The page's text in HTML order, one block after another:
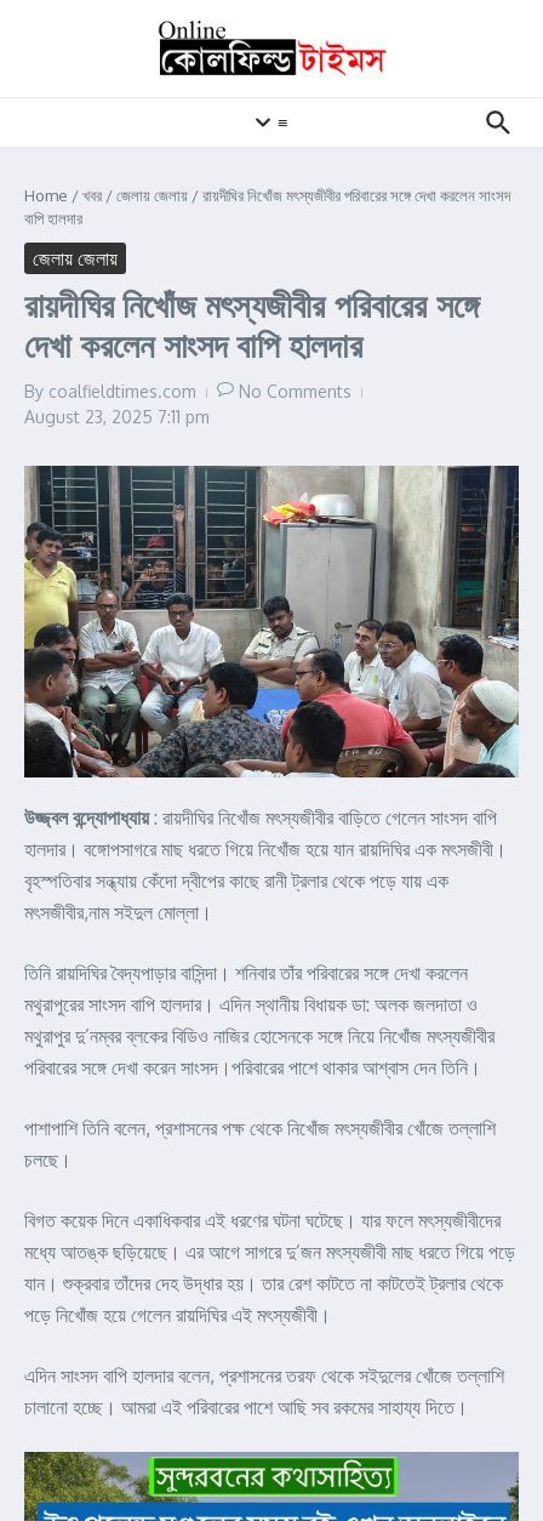
≡
Home /খবর /জেলায় জেলায় /রায়দীঘির নিখোঁজ মৎস্যজীবীর পরিবারের সঙ্গে দেখা করলেন সাংসদ
বাপি হালদার
জেলায় জেলায়
রায়দীঘির নিখোঁজ মৎস্যজীবীর পরিবারের সঙ্গে
দেখা করলেন সাংসদ বাপি হালদার
By coalfieldtimes.com
No Comments
August 23, 2025 7:11 pm
উজ্জ্বল বন্দ্যোপাধ্যায়: রায়দীঘির নিখোঁজ মৎস্যজীবীর বাড়িতে গেলেন সাংসদ বাপি
হালদার। বঙ্গোপসাগরে মাছ ধরতে গিয়ে নিখোঁজ হয়ে যান রায়দিঘির এক মৎসজীবী।
বৃহস্পতিবার সন্ধ্যায় কেঁদো দ্বীপের কাছে রানী ট্রলার থেকে পড়ে যায় এক
মৎসজীবীর,নাম সইদুল মোল্লা।
তিনি রায়দিঘির বৈদ্যপাড়ার বাসিন্দা। শনিবার তাঁর পরিবারের সঙ্গে দেখা করলেন
মথুরাপুরের সাংসদ বাপি হালদার। এদিন স্থানীয় বিধায়ক ডা: অলক জলদাতা ও
মথুরাপুর দু’নম্বর ব্লকের বিডিও নাজির হোসেনকে সঙ্গে নিয়ে নিখোঁজ মৎস্যজীবীর
পরিবারের সঙ্গে দেখা করেন সাংসদ।পরিবারের পাশে থাকার আশ্বাস দেন তিনি।
পাশাপাশি তিনি বলেন, প্রশাসনের পক্ষ থেকে নিখোঁজ মৎস্যজীবীর খোঁজে তল্লাশি
চলছে।
বিগত কয়েক দিনে একাধিকবার এই ধরণের ঘটনা ঘটেছে। যার ফলে মৎস্যজীবীদের
মধ্যে আতঙ্ক ছড়িয়েছে। এর আগে সাগরে দু’জন মৎস্যজীবী মাছ ধরতে গিয়ে পড়ে
যান। শুক্রবার তাঁদের দেহ উদ্ধার হয়। তার রেশ কাটতে না কাটতেই ট্রলার থেকে
পড়ে নিখোঁজ হয়ে গেলেন রায়দিঘির এই মৎস্যজীবী।
এদিন সাংসদ বাপি হালদার বলেন, প্রশাসনের তরফ থেকে সইদুলের খোঁজে তল্লাশি
চালানো হচ্ছে। আমরা এই পরিবারের পাশে আছি সব রকমের সাহায্য দিতে।